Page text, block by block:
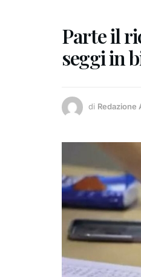
Parte il
seggi in
di Redazione